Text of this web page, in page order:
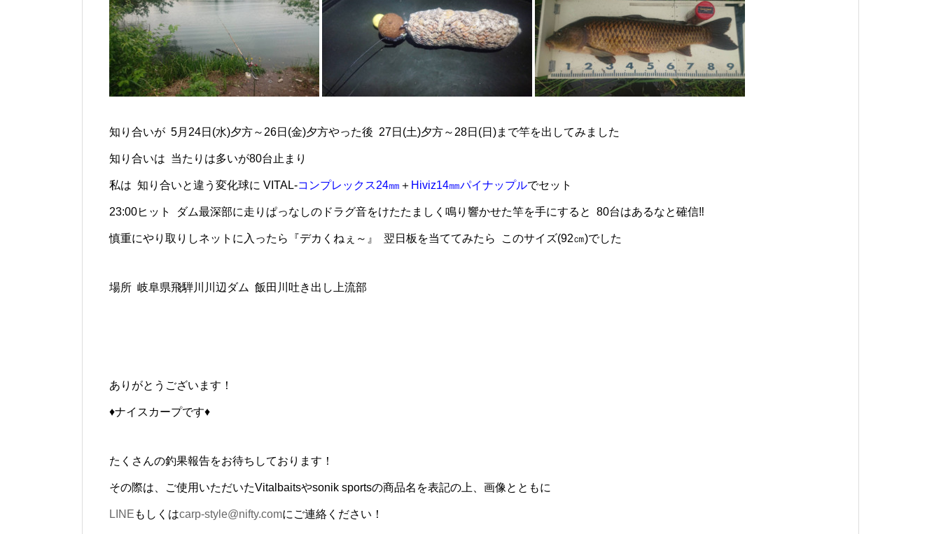
知り合いが 5月24日(水)夕方～26日(金)夕方やった後 27日(土)夕方～28日(日)まで竿を出してみました
知り合いは 当たりは多いが80台止まり
私は 知り合いと違う変化球に VITAL-コンプレックス24㎜ ＋ Hiviz14㎜パイナップルでセット
23:00ヒット ダム最深部に走りぱっなしのドラグ音をけたたましく鳴り響かせた竿を手にすると 80台はあるなと確信‼️
慎重にやり取りしネットに入ったら『デカくねぇ～』 翌日板を当ててみたら このサイズ(92㎝)でした
場所 岐阜県飛騨川川辺ダム 飯田川吐き出し上流部
ありがとうございます！
♦ナイスカープです♦
たくさんの釣果報告をお待ちしております！
その際は、ご使用いただいたVitalbaitsやsonik sportsの商品名を表記の上、画像とともに
LINE もしくはcarp-style@nifty.comにご連絡ください！